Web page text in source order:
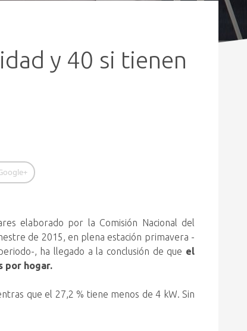
y 40 si tienen
elaborado por la Comisión Nacional del
de 2015, en plena estación primavera -
, ha llegado a la conclusión de que el
por hogar.
que el 27,2 % tiene menos de 4 kW. Sin